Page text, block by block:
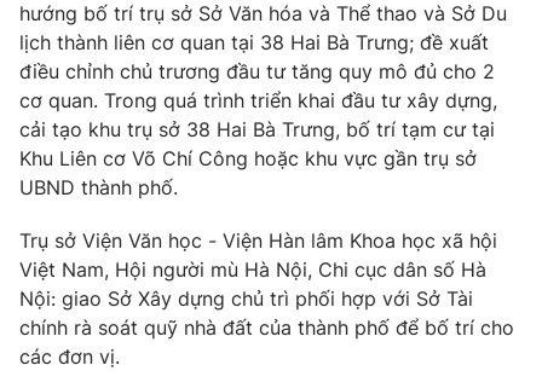
hướng bố trí trụ sở Sở Văn hóa và Thể thao và Sở Du
lịch thành liên cơ quan tại 38 Hai Bà Trưng; đề xuất
điều chỉnh chủ trương đầu tư tăng quy mô đủ cho 2
cơ quan. Trong quá trình triển khai đầu tư xây dựng,
cải tạo khu trụ sở 38 Hai Bà Trưng, bố trí tạm cư tại
Khu Liên cơ Võ Chí Công hoặc khu vực gần trụ sở
UBND thành phố.
Trụ sở Viện Văn học - Viện Hàn lâm Khoa học xã hội
Việt Nam, Hội người mù Hà Nội, Chi cục dân số Hà
Nội: giao Sở Xây dựng chủ trì phối hợp với Sở Tài
chính rà soát quỹ nhà đất của thành phố để bố trí cho
các đơn vị.